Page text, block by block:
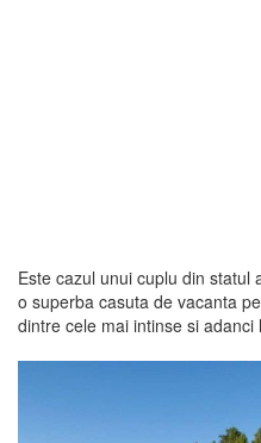
Este cazul unui cuplu din
o superba casuta de vacanta
dintre cele mai intinse si adanci